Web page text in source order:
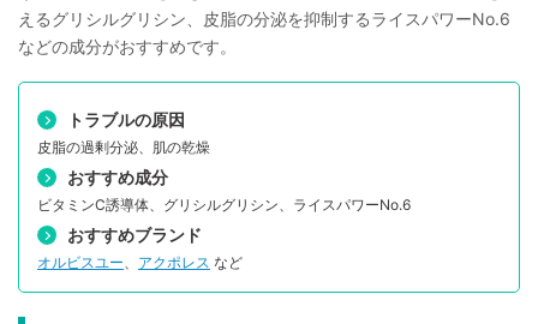
えるグリシルグリシン、皮脂の分泌を抑制するライスパワーNo.6
などの成分がおすすめです。
トラブルの原因
皮脂の過剰分泌、肌の乾燥
おすすめ成分
ビタミンC誘導体、グリシルグリシン、ライスパワーNo.6
おすすめブランド
オルビスユー アクポレス など